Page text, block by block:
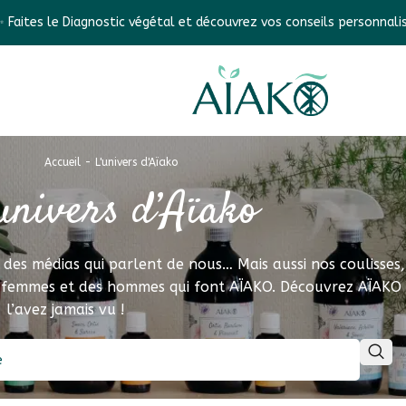
végétal et découvrez vos conseils personnalisés ✨
Accueil- L'univers d'Aïako
d’Aïako
médias qui parlent de nous… Mais aussi nos
et des hommes qui font AÏAKO. Découvrez AÏAKO
l’avez jamais vu !